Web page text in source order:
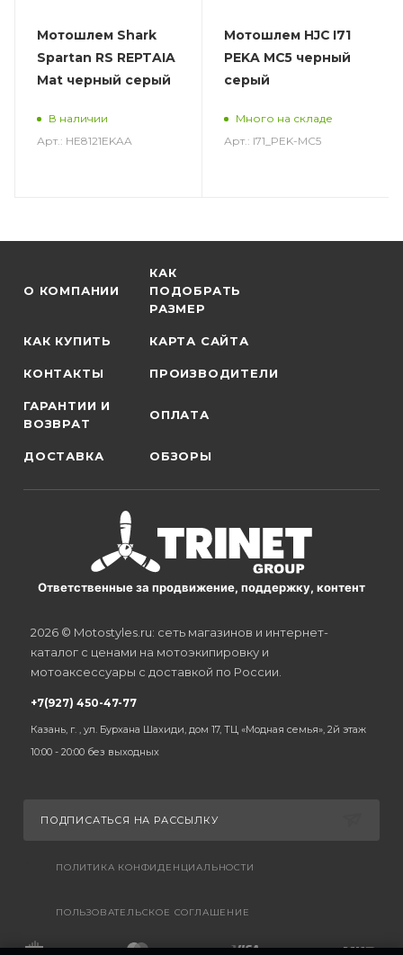
Мотошлем Shark
Spartan RS REPTAIA
Mat черный серый
В наличии
Арт.: HE8121EKAA
Мотошлем HJC I71
PEKA MC5 черный
серый
Много на складе
Арт.: I71_PEK-MC5
О КОМПАНИИ
КАК
ПОДОБРАТЬ
РАЗМЕР
КАК КУПИТЬ КАРТА САЙТА
КОНТАКТЫ ПРОИЗВОДИТЕЛИ
ГАРАНТИИ И
ВОЗВРАТ
ОПЛАТА
ДОСТАВКА ОБЗОРЫ
Ответственные за продвижение, поддержку, контент
2026 © Motostyles.ru: сеть магазинов и интернет-
каталог с ценами на мотоэкипировку и
мотоаксессуары с доставкой по России.
+7(927) 450-47-77
Казань, г. , ул. Бурхана Шахиди, дом 17, ТЦ «Модная семья», 2й этаж
10:00 - 20:00 без выходных
ПОДПИСАТЬСЯ НА РАССЫЛКУ
ПОЛИТИКА КОНФИДЕНЦИАЛЬНОСТИ
ПОЛЬЗОВАТЕЛЬСКОЕ СОГЛАШЕНИЕ